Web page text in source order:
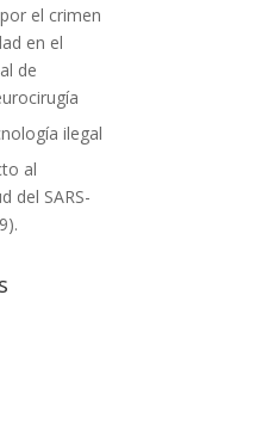
el crimen
en el
de
ilegal
al
del SARS-